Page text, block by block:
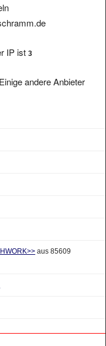
IP ist 3
andere Anbieter
aus 85609